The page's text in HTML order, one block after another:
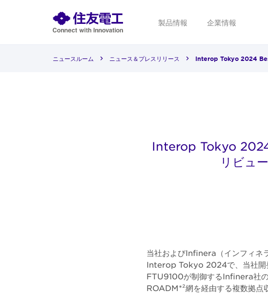
製品情報 企業情報
ニュースルーム ニュース＆プレスリリース Interop Tokyo 2024
Interop Tokyo
リビュ
当社およびInfinera（インフィネ
Interop Tokyo 2024で、当社開
FTU9100が制御するInfinera社の
ROADM*²網を経由する複数拠